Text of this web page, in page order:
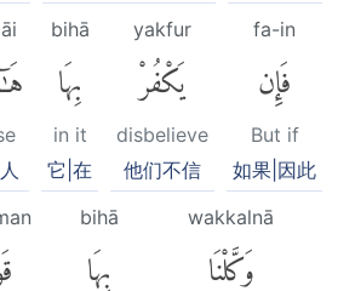
fa-in
فَإِن
But if
如果|因此
yakfur
يَكْفُرْ
disbelieve
他们不信
bihā
بِهَا
in it
它|在
wakkalnā
وَكَّلْنَا
bihā
بِهَا